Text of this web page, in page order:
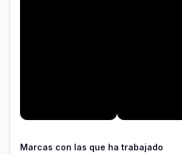
Marcas con las que ha trabajado